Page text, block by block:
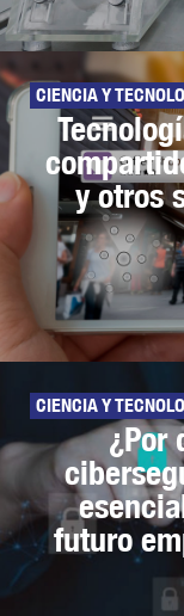
CIENCIA Y
y otros
CIENCIA Y
¿Por
futuro